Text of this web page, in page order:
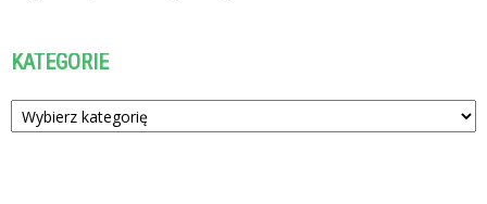
KATEGORIE
Kategorie